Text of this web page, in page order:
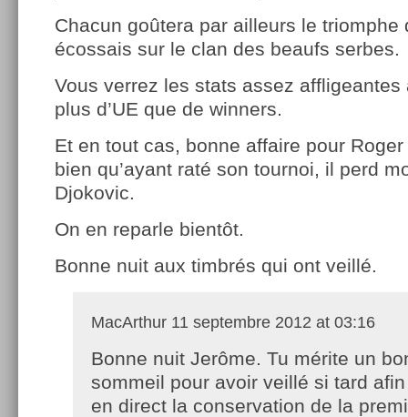
Chacun goûtera par ailleurs le triomphe
écossais sur le clan des beaufs serbes.
Vous verrez les stats assez affligeantes
plus d’UE que de winners.
Et en tout cas, bonne affaire pour
bien qu’ayant raté son tournoi, il perd
Djokovic.
On en reparle bientôt.
Bonne nuit aux timbrés qui ont veillé.
MacArthur 11 septembre 2012 at 03:16
Bonne nuit Jerôme. Tu mérite un
sommeil pour avoir veillé si tard
en direct la conservation de la